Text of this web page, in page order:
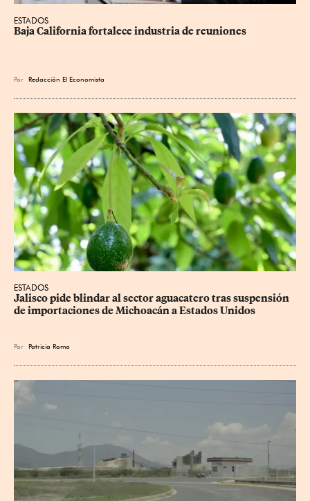
ESTADOS
Baja California fortalece industria de reuniones
Por Redacción El Economista
ESTADOS
Jalisco pide blindar al sector aguacatero tras suspensión
de importaciones de Michoacán a Estados Unidos
Por Patricia Romo